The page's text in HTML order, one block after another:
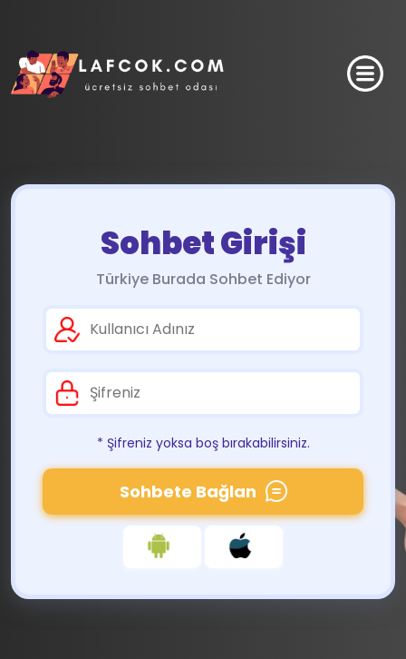
Sohbet Girişi
Türkiye Burada Sohbet Ediyor
* Şifreniz yoksa boş bırakabilirsiniz.
Sohbete Bağlan